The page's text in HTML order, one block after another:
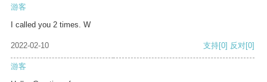
游客
I called you 2 times. W
2022-02-10 支持[0] 反对[0]
游客